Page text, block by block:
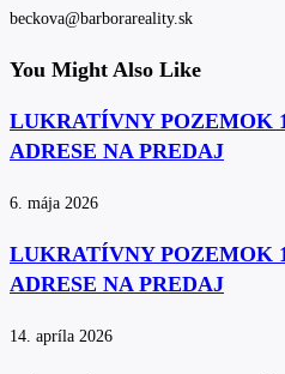
beckova@barborareality.sk
You Might Also Like
LUKRATÍVNY POZEMOK
ADRESE NA PREDAJ
6. mája 2026
LUKRATÍVNY POZEMOK
ADRESE NA PREDAJ
14. apríla 2026